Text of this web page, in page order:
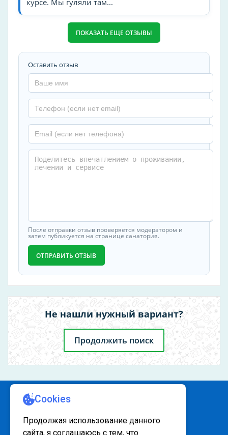
Детские телеканалы
Аренда и прокат
Беседка
Разное
Лифт
Частота уборки
ежедневно
Тип пляжа
Предоставляемые справки
санаторно-курортная карта
курсе. Мы гуляли там...
ПОКАЗАТЬ ЕЩЕ ОТЗЫВЫ
Оставить отзыв
После отправки отзыв проверяется модератором и
затем публикуется на странице санатория.
ОТПРАВИТЬ ОТЗЫВ
Не нашли нужный вариант?
Продолжить поиск